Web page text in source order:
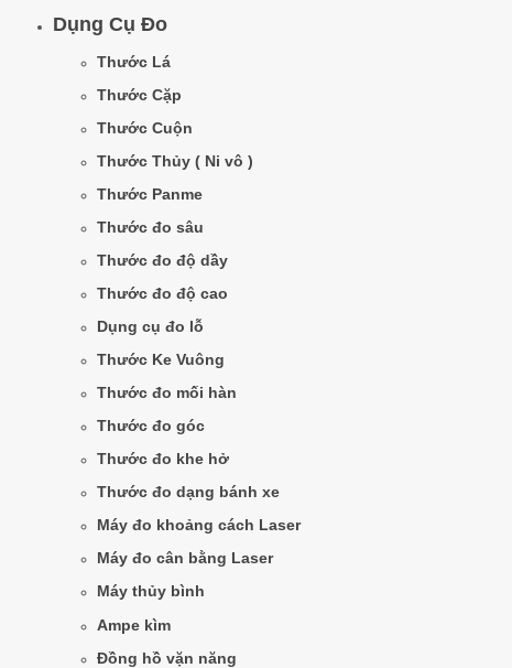
Dụng Cụ Đo
Thước Lá
Thước Cặp
Thước Cuộn
Thước Thủy ( Ni vô )
Thước Panme
Thước đo sâu
Thước đo độ dầy
Thước đo độ cao
Dụng cụ đo lỗ
Thước Ke Vuông
Thước đo mối hàn
Thước đo góc
Thước đo khe hở
Thước đo dạng bánh xe
Máy đo khoảng cách Laser
Máy đo cân bằng Laser
Máy thủy bình
Ampe kìm
Đồng hồ vặn năng